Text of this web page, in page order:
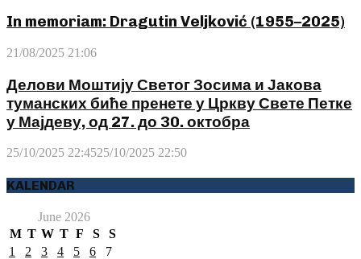
In memoriam: Dragutin Veljković (1955–2025)
21/08/2025 21:06
Делови Моштију Светог Зосима и Јакова
туманских биће пренете у Цркву Свете Петке
у Мајдеву, од 27. до 30. октобра
25/10/2025 22:4525/10/2025 22:50
KALENDAR
June 2026
M T W T F S
S
1
2 3 4 5 6
7